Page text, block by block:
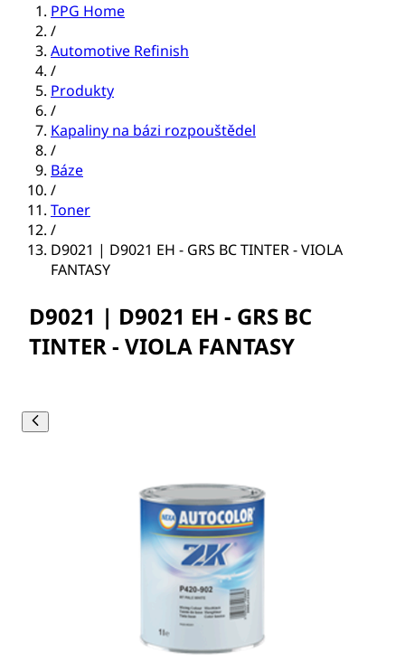
PPG Home
/
Automotive Refinish
/
Produkty
/
Kapaliny na bázi rozpouštědel
/
Báze
/
Toner
/
D9021 | D9021 EH - GRS BC TINTER - VIOLA
FANTASY
D9021 | D9021 EH - GRS BC
TINTER - VIOLA FANTASY